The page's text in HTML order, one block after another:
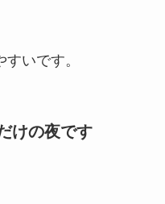
いです。
けの夜です